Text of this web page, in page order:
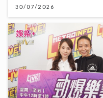
30/07/2026